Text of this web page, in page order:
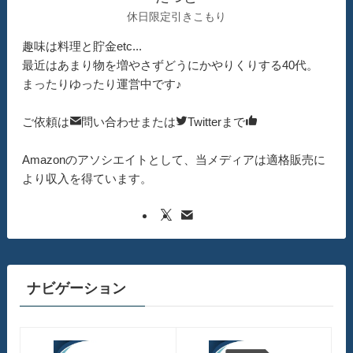
休日限定引きこもり
趣味は料理と貯金etc...
最近はあまり物を増やさずどうにかやりくりする40代。
まったりゆったり運営中です♪
ご依頼は 問い合わせまたは Twitterまで
Amazonのアソシエイトとして、当メディアは適格販売に
より収入を得ています。
ナビゲーション